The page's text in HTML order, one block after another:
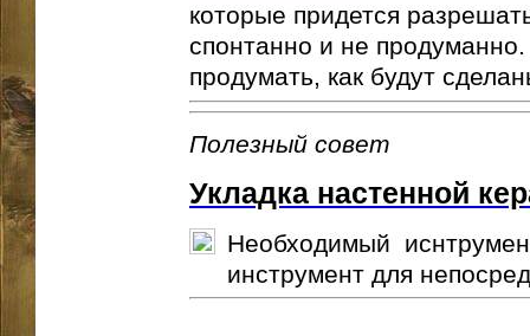
которые придется
спонтанно и не
продумать, как будут
Полезный совет
Укладка настенной
Необходимый
инструмент для